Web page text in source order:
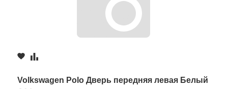
Volkswagen Polo Дверь передняя левая Белый